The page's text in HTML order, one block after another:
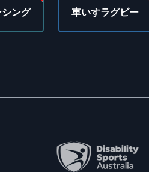
ング 車いすラグビー